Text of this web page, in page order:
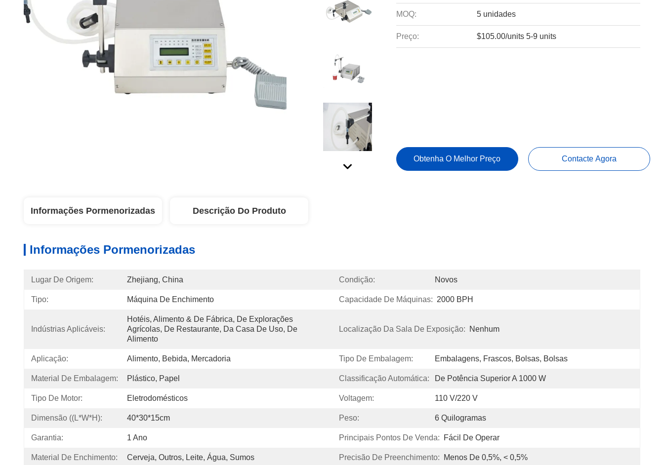
MOQ: 5 unidades
Preço: $105.00/units 5-9 units
Obtenha O Melhor Preço Contacte Agora
Informações Pormenorizadas Descrição Do Produto
Informações Pormenorizadas
Lugar De Origem: Zhejiang, China Condição: Novos
Tipo: Máquina De Enchimento Capacidade De Máquinas: 2000 BPH
Indústrias Aplicáveis:
Hotéis, Alimento & De Fábrica, De Explorações
Agrícolas, De Restaurante, Da Casa De Uso, De
Alimento
Localização Da Sala De Exposição: Nenhum
Aplicação: Alimento, Bebida, Mercadoria Tipo De Embalagem: Embalagens, Frascos, Bolsas, Bolsas
Material De Embalagem: Plástico, Papel Classificação Automática: De Potência Superior A 1000 W
Tipo De Motor: Eletrodomésticos Voltagem: 110 V/220 V
Dimensão ((L*W*H): 40*30*15cm Peso: 6 Quilogramas
Garantia: 1 Ano Principais Pontos De Venda: Fácil De Operar
Material De Enchimento: Cerveja, Outros, Leite, Água, Sumos Precisão De Preenchimento: Menos De 0,5%, < 0,5%